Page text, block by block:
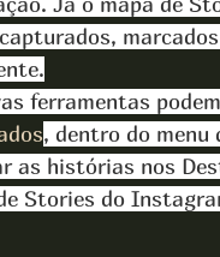
ferramentas
, dentro do menu
as histórias nos
Stories do